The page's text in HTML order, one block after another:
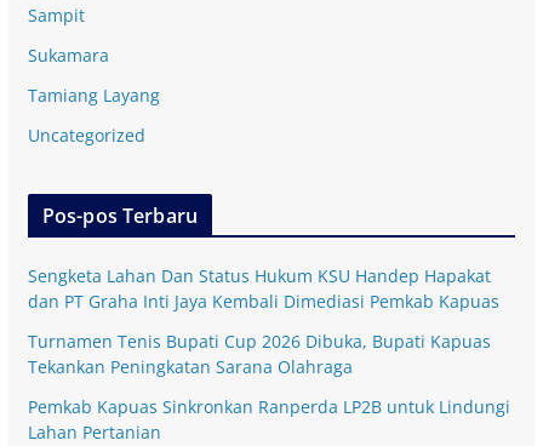
Sampit
Sukamara
Tamiang Layang
Uncategorized
Pos-pos Terbaru
Sengketa Lahan Dan Status Hukum KSU Handep Hapakat
dan PT Graha Inti Jaya Kembali Dimediasi Pemkab Kapuas
Turnamen Tenis Bupati Cup 2026 Dibuka, Bupati Kapuas
Tekankan Peningkatan Sarana Olahraga
Pemkab Kapuas Sinkronkan Ranperda LP2B untuk Lindungi
Lahan Pertanian